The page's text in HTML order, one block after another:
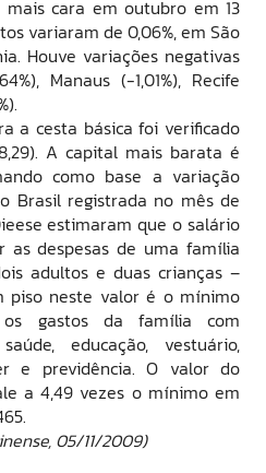
cara em outubro em 13
variaram de 0,06%, em São
Houve variações negativas
Manaus (-1,01%), Recife
a cesta básica foi verificado
A capital mais barata é
como base a variação
Brasil registrada no mês de
estimaram que o salário
despesas de uma família
adultos e duas crianças –
piso neste valor é o mínimo
gastos da família com
educação, vestuário,
e previdência. O valor do
a 4,49 vezes o mínimo em
05/11/2009)